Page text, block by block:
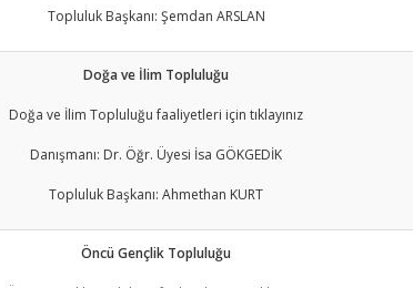
Topluluk Başkanı: Şemdan ARSLAN
Doğa ve İlim Topluluğu
Doğa ve İlim Topluluğu faaliyetleri için tıklayınız
Danışmanı: Dr. Öğr. Üyesi İsa GÖKGEDİK
Topluluk Başkanı: Ahmethan KURT
Öncü Gençlik Topluluğu